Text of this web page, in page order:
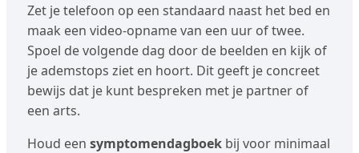
Zet je telefoon op een standaard naast het bed en
maak een video-opname van een uur of twee.
Spoel de volgende dag door de beelden en kijk of
je ademstops ziet en hoort. Dit geeft je concreet
bewijs dat je kunt bespreken met je partner of
een arts.
Houd een symptomendagboekbij voor minimaal